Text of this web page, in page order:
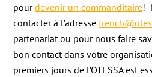
pourdevenir un commanditaire!
contacter à l’adresse
partenariat ou pour nous faire
bon contact dans votre
premiers jours de l’OTESSA est